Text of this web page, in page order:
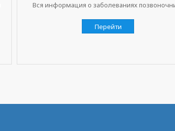
Вся информация о заболеваниях
Перейти